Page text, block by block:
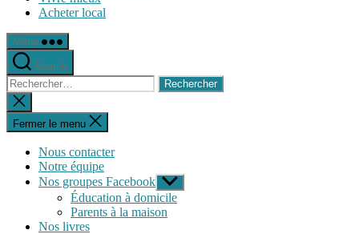
Acheter local
Menu
Search
Rechercher :
Fermer
la
recherche
Fermer le menu
Nous contacter
Notre équipe
Nos groupes Facebook Afficher
le
sous-
menu
Éducation à domicile
Parents à la maison
Nos livres